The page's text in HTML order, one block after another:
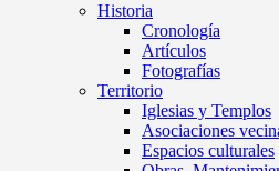
Historia
Cronología
Artículos
Fotografías
Territorio
Iglesias y Templos
Asociaciones
Espacios culturales